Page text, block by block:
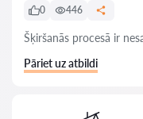
0
446
Šķiršanās procesā ir
Pāriet uz atbildi